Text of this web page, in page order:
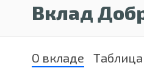
Вклад
О вкладе